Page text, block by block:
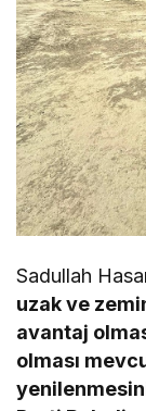
Sadullah
uzak ve
avantaj
olması